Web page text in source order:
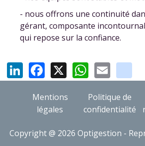
- nous offrons une continuité
gérant, composante
qui repose sur la confiance.
LinkedIn
Facebook
X Email
Mentions
légales
Politique de
confidentialité
Copyright @ 2026 Optigestion -